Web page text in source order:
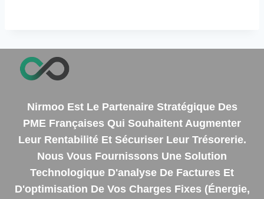
Nirmoo Est Le Partenaire Stratégique Des
PME Françaises Qui Souhaitent Augmenter
Leur Rentabilité Et Sécuriser Leur Trésorerie.
Nous Vous Fournissons Une Solution
Technologique D'analyse De Factures Et
D'optimisation De Vos Charges Fixes (énergie,